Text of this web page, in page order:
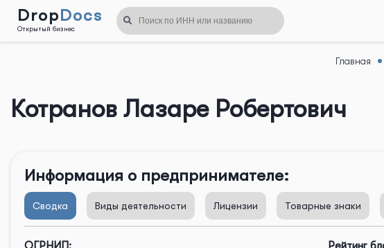
DropDocs
Открытый бизнес
Главная
Котранов Лазаре Робертович
Информация о предпринимателе:
Сводка Виды деятельности Лицензии Товарные знаки